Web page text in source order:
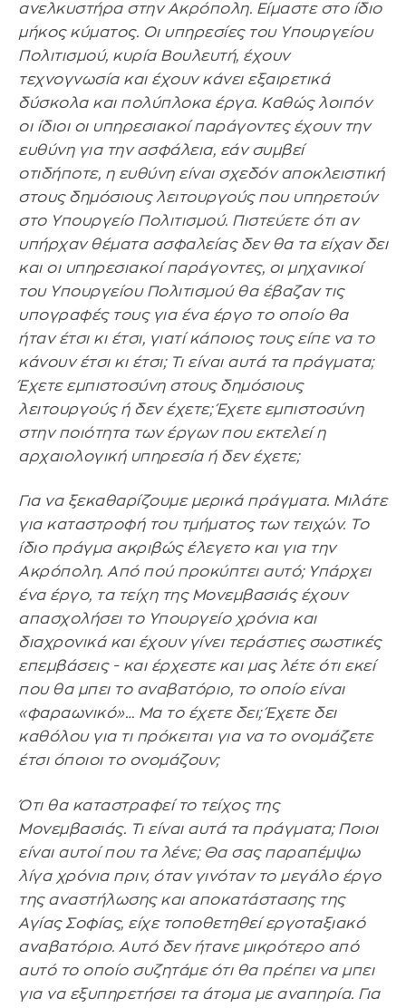
ανελκυστήρα στην Ακρόπολη. Είμαστε στο ίδιο
μήκος κύματος. Οι υπηρεσίες του Υπουργείου
Πολιτισμού, κυρία Βουλευτή, έχουν
τεχνογνωσία και έχουν κάνει εξαιρετικά
δύσκολα και πολύπλοκα έργα. Καθώς λοιπόν
οι ίδιοι οι υπηρεσιακοί παράγοντες έχουν την
ευθύνη για την ασφάλεια, εάν συμβεί
οτιδήποτε, η ευθύνη είναι σχεδόν αποκλειστική
στους δημόσιους λειτουργούς που υπηρετούν
στο Υπουργείο Πολιτισμού. Πιστεύετε ότι αν
υπήρχαν θέματα ασφαλείας δεν θα τα είχαν δει
και οι υπηρεσιακοί παράγοντες, οι μηχανικοί
του Υπουργείου Πολιτισμού θα έβαζαν τις
υπογραφές τους για ένα έργο το οποίο θα
ήταν έτσι κι έτσι, γιατί κάποιος τους είπε να το
κάνουν έτσι κι έτσι; Τι είναι αυτά τα πράγματα;
Έχετε εμπιστοσύνη στους δημόσιους
λειτουργούς ή δεν έχετε; Έχετε εμπιστοσύνη
στην ποιότητα των έργων που εκτελεί η
αρχαιολογική υπηρεσία ή δεν έχετε;
Για να ξεκαθαρίζουμε μερικά πράγματα. Μιλάτε
για καταστροφή του τμήματος των τειχών. Το
ίδιο πράγμα ακριβώς έλεγετο και για την
Ακρόπολη. Από πού προκύπτει αυτό; Υπάρχει
ένα έργο, τα τείχη της Μονεμβασιάς έχουν
απασχολήσει το Υπουργείο χρόνια και
διαχρονικά και έχουν γίνει τεράστιες σωστικές
επεμβάσεις - και έρχεστε και μας λέτε ότι εκεί
που θα μπει το αναβατόριο, το οποίο είναι
«φαραωνικό»… Μα το έχετε δει; Έχετε δει
καθόλου για τι πρόκειται για να το ονομάζετε
έτσι όποιοι το ονομάζουν;
Ότι θα καταστραφεί το τείχος της
Μονεμβασιάς. Τι είναι αυτά τα πράγματα; Ποιοι
είναι αυτοί που τα λένε; Θα σας παραπέμψω
λίγα χρόνια πριν, όταν γινόταν το μεγάλο έργο
της αναστήλωσης και αποκατάστασης της
Αγίας Σοφίας, είχε τοποθετηθεί εργοταξιακό
αναβατόριο. Αυτό δεν ήτανε μικρότερο από
αυτό το οποίο συζητάμε ότι θα πρέπει να μπει
για να εξυπηρετήσει τα άτομα με αναπηρία. Για